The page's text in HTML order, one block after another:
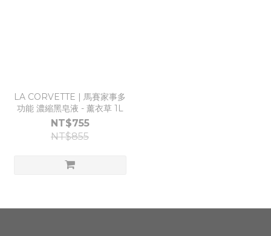
LA CORVETTE | ⾺賽家事多
功能 濃縮⿊皂液 - 薰衣草 1L
NT$755
NT$855